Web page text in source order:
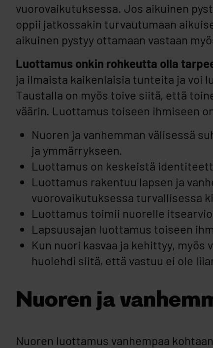
vuorovaikutuksessa. Jos aikuinen
oppii jatkossakin turvautumaan
aikuinen pystyy ottamaan vastaan
Luottamus onkin rohkeutta olla
ja ilmaista kaikenlaisia tunteita ja voi
Taustalla on myös toive siitä, että
väärin. Luottamus toiseen ihmiseen
Nuoren ja vanhemman välisessä
ja ymmärrykseen.
Luottamus on keskeistä
Luottamus rakentuu lapsen ja
vuorovaikutuksessa turvallisessa
Luottamus toimii nuorelle
Lapsuusajan luottamus toiseen
Kun nuori kasvaa ja kehittyy,
huolehdi siitä, että vastuu ei ole
Nuoren ja
Nuoren luottamus vanhempaa